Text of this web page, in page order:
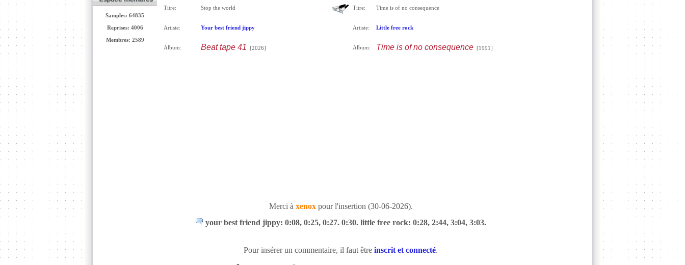
Samples: 64835
Reprises: 4006
Membres: 2589
Titre: Stop the world
Artiste: Your best friend jippy
Album: Beat tape 41 [2026]
Titre: Time is of no consequence
Artiste: Little free rock
Album: Time is of no consequence[1991]
Merci à xenoxpour l'insertion (30-06-2026).
your best friend jippy: 0:08, 0:25, 0:27. 0:30. little free rock: 0:28, 2:44, 3:04, 3:03.
Pour insérer un commentaire, il faut être inscrit et connecté.